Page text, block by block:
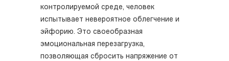
контролируемой среде, человек
испытывает невероятное облегчение и
эйфорию. Это своеобразная
эмоциональная перезагрузка,
позволяющая сбросить напряжение от